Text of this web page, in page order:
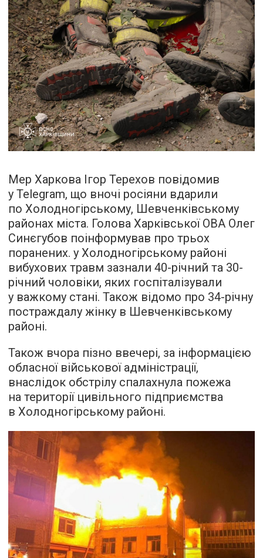
Мер Харкова Ігор Терехов повідомив
у Telegram, що вночі росіяни вдарили
по Холодногірському, Шевченківському
районах міста. Голова Харківської ОВА Олег
Синєгубов поінформував про трьох
поранених. у Холодногірському районі
вибухових травм зазнали 40-річний та 30-
річний чоловіки, яких госпіталізували
у важкому стані. Також відомо про 34-річну
постраждалу жінку в Шевченківському
районі.
Також вчора пізно ввечері, за інформацією
обласної військової адміністрації,
внаслідок обстрілу спалахнула пожежа
на території цивільного підприємства
в Холодногірському районі.